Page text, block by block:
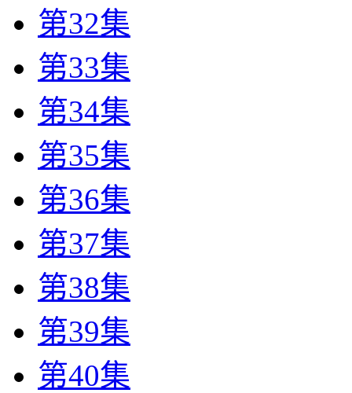
第32集
第33集
第34集
第35集
第36集
第37集
第38集
第39集
第40集